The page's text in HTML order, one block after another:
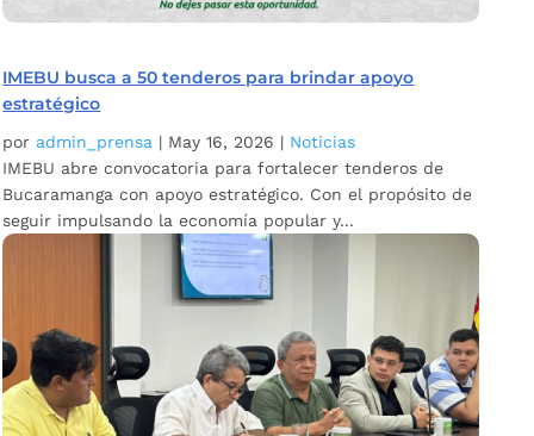
IMEBU busca a 50 tenderos para brindar apoyo
estratégico
por admin_prensa | May 16, 2026 | Noticias
IMEBU abre convocatoria para fortalecer tenderos de
Bucaramanga con apoyo estratégico. Con el propósito de
seguir impulsando la economía popular y...